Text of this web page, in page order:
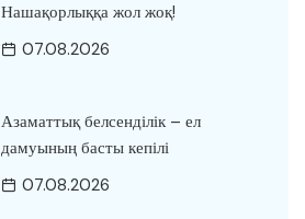
Нашақорлыққа жол жоқ!
07.08.2026
Азаматтық белсенділік – ел
дамуының басты кепілі
07.08.2026